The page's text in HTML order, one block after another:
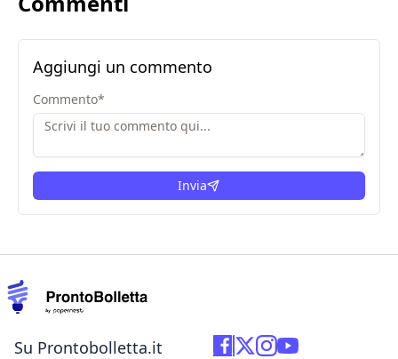
Aggiungi un commento
Commento*
Invia
Su Prontobolletta.it